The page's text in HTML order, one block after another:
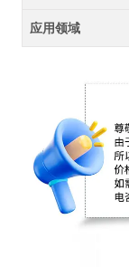
应用领域